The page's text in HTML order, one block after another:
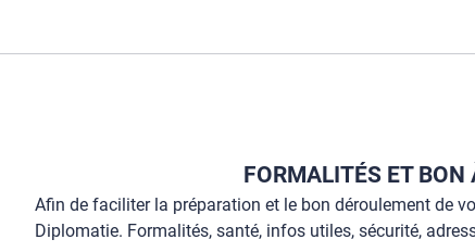
FORMALITÉS ET BON
Afin de faciliter la préparation et le bon déroulement de
Diplomatie. Formalités, santé, infos utiles, sécurité,